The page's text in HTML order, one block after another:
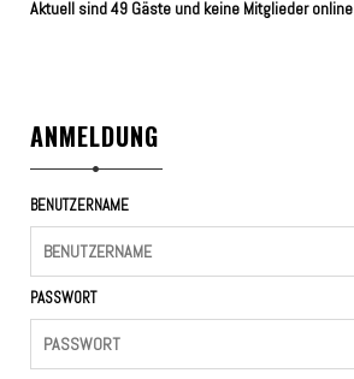
Aktuell sind 49 Gäste und keine Mitglieder online
ANMELDUNG
BENUTZERNAME
PASSWORT